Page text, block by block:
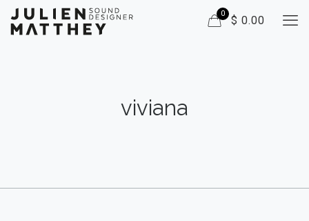
0
$ 0.00
viviana